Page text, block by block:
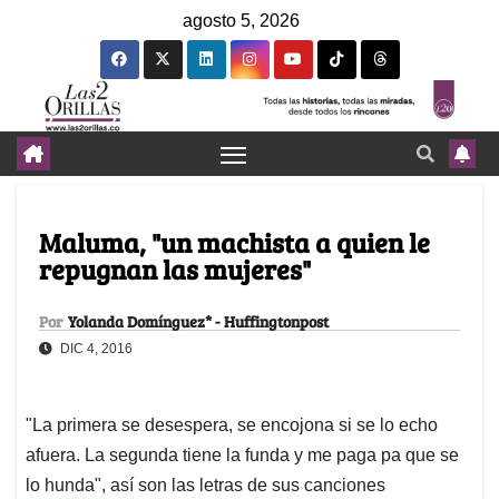
agosto 5, 2026
Maluma, "un machista a quien le
repugnan las mujeres"
Por Yolanda Domínguez* - Huffingtonpost
DIC 4, 2016
"La primera se desespera, se encojona si se lo echo
afuera. La segunda tiene la funda y me paga pa que se
lo hunda", así son las letras de sus canciones